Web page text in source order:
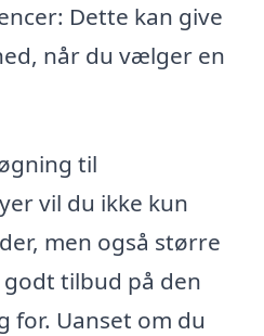
Dette kan give
når du vælger en
til
vil du ikke kun
men også større
tilbud på den
for. Uanset om du